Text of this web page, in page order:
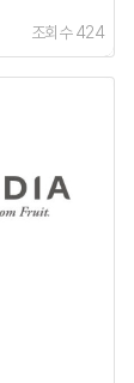
조회수 424